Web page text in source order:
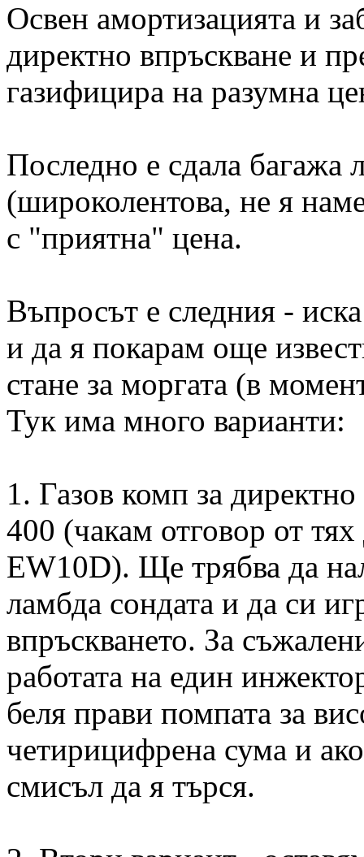
Освен амортизацията и
директно впръскване и
газифицира на разумна
Последно е сдала багажа
(широколентова, не я
с "приятна" цена.
Въпросът е следния -
и да я покарам още
стане за моргата (в
Тук има много варианти:
1. Газов комп за
400 (чакам отговор от
EW10D). Ще трябва да
ламбда сондата и да си
впръскването. За
работата на един
беля прави помпата за
четирицифрена сума и
смисъл да я търся.